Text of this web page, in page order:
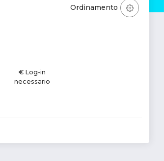
Ordinamento
€ Log-in
necessario